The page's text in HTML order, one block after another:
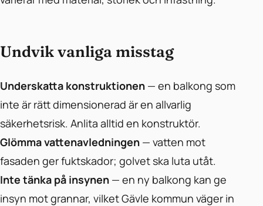
Undvik vanliga misstag
Underskatta konstruktionen — en balkong som
inte är rätt dimensionerad är en allvarlig
säkerhetsrisk. Anlita alltid en konstruktör.
Glömma vattenavledningen — vatten mot
fasaden ger fuktskador; golvet ska luta utåt.
Inte tänka på insynen — en ny balkong kan ge
insyn mot grannar, vilket Gävle kommun väger in